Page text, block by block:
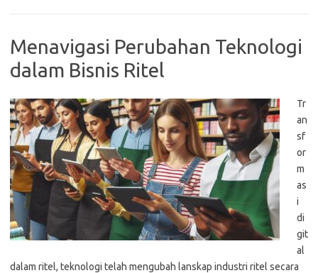
Menavigasi Perubahan Teknologi
dalam Bisnis Ritel
Tr
an
sf
or
m
as
i
di
git
al
dalam ritel, teknologi telah mengubah lanskap industri ritel secara